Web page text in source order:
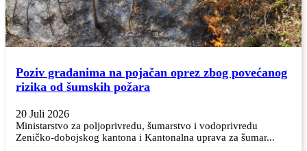
Poziv građanima na pojačan oprez zbog povećanog
rizika od šumskih požara
20 Juli 2026
Ministarstvo za poljoprivredu, šumarstvo i vodoprivredu
Zeničko-dobojskog kantona i Kantonalna uprava za šumar...